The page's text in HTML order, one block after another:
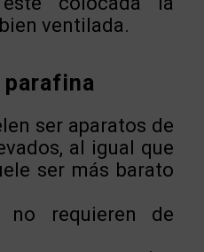
ventilada.
parafina
ser aparatos de
al igual que
ser más barato
requieren de